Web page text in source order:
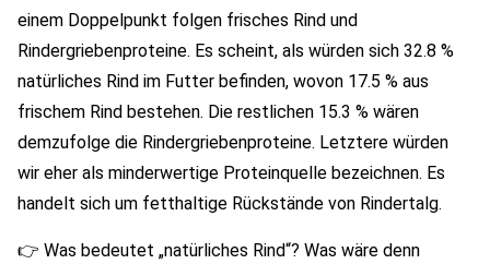
einem Doppelpunkt folgen frisches Rind und
Rindergriebenproteine. Es scheint, als würden sich 32.8 %
natürliches Rind im Futter befinden, wovon 17.5 % aus
frischem Rind bestehen. Die restlichen 15.3 % wären
demzufolge die Rindergriebenproteine. Letztere würden
wir eher als minderwertige Proteinquelle bezeichnen. Es
handelt sich um fetthaltige Rückstände von Rindertalg.
👉 Was bedeutet „natürliches Rind“? Was wäre denn